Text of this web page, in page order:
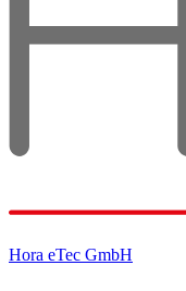
Hora eTec GmbH